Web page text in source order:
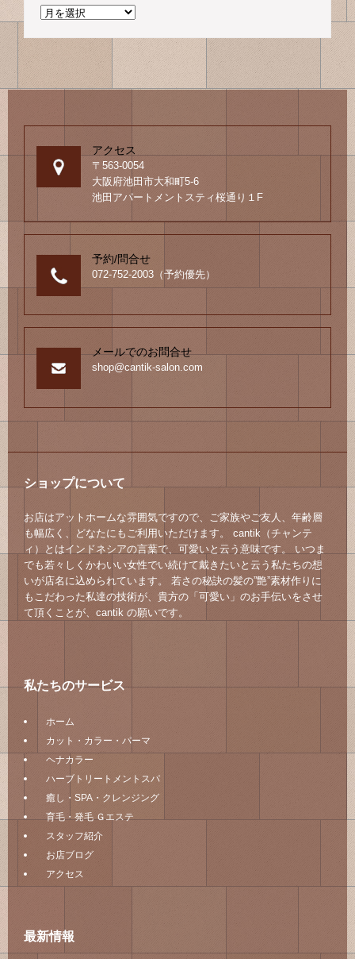
過
ブ
グ
アクセス
〒563-0054
大阪府池田市大和町5-6
池田アパートメントスティ桜通り１F
予約/問合せ
072-752-2003（予約優先）
メールでのお問合せ
shop@cantik-salon.com
ショップについて
お店はアットホームな雰囲気ですので、ご家族やご友人、年齢層
も幅広く、どなたにもご利用いただけます。 cantik（チャンテ
ィ）とはインドネシアの言葉で、可愛いと云う意味です。 いつま
でも若々しくかわいい女性でい続けて戴きたいと云う私たちの想
いが店名に込められています。 若さの秘訣の髪の”艶”素材作りに
もこだわった私達の技術が、貴方の「可愛い」のお手伝いをさせ
て頂くことが、cantik の願いです。
私たちのサービス
ホーム
カット・カラー・パーマ
ヘナカラー
ハーブトリートメントスパ
癒し・SPA・クレンジング
育毛・発毛 Ｇエステ
スタッフ紹介
お店ブログ
アクセス
最新情報